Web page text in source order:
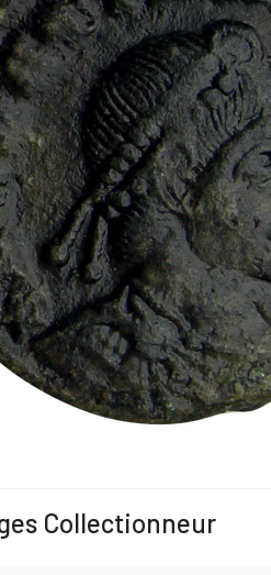
Collectionneur